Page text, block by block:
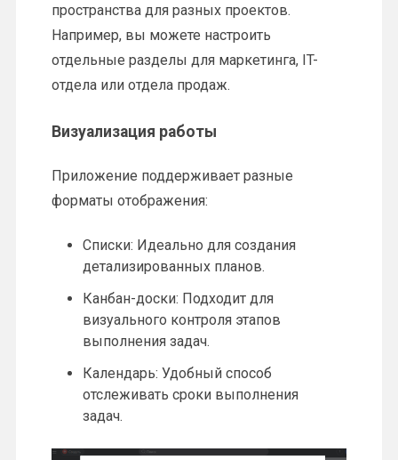
пространства для разных проектов.
Например, вы можете настроить
отдельные разделы для маркетинга, IT-
отдела или отдела продаж.
Визуализация работы
Приложение поддерживает разные
форматы отображения:
Списки: Идеально для создания
детализированных планов.
Канбан-доски: Подходит для
визуального контроля этапов
выполнения задач.
Календарь: Удобный способ
отслеживать сроки выполнения
задач.